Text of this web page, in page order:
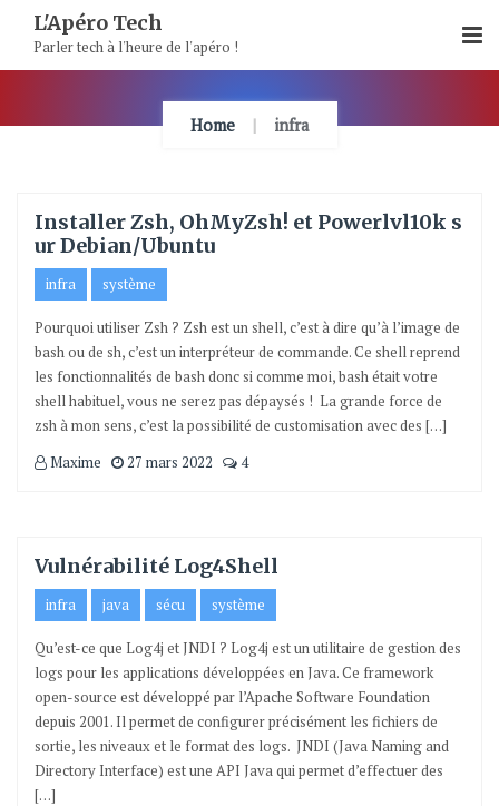
Content
L'Apéro Tech
Parler tech à l'heure de l'apéro !
Home infra
Installer Zsh, OhMyZsh! et Powerlvl10k s
ur Debian/Ubuntu
infra système
Pourquoi utiliser Zsh ? Zsh est un shell, c’est à dire qu’à l’image de
bash ou de sh, c’est un interpréteur de commande. Ce shell reprend
les fonctionnalités de bash donc si comme moi, bash était votre
shell habituel, vous ne serez pas dépaysés ! La grande force de
zsh à mon sens, c’est la possibilité de customisation avec des […]
Maxime
27 mars 2022 4
Vulnérabilité Log4Shell
infra java sécu système
Qu’est-ce que Log4j et JNDI ? Log4j est un utilitaire de gestion des
logs pour les applications développées en Java. Ce framework
open-source est développé par l’Apache Software Foundation
depuis 2001. Il permet de configurer précisément les fichiers de
sortie, les niveaux et le format des logs. JNDI (Java Naming and
Directory Interface) est une API Java qui permet d’effectuer des
[…]